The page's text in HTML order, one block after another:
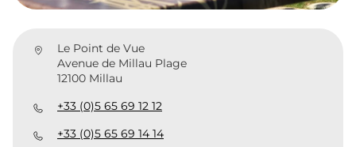
Le Point de Vue
Avenue de Millau Plage
12100 Millau
+33 (0)5 65 69 12 12
+33 (0)5 65 69 14 14